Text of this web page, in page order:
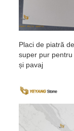
Placi de piatră
super pur
și pavaj